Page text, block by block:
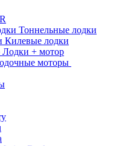
Тоннельные лодки
Килевые лодки
Лодки + мотор
моторы